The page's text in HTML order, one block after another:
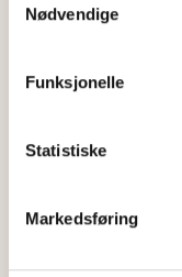
om hvordan vi
personopplysninger
Nødvendige
Funksjonelle
Statistiske
Markedsføring